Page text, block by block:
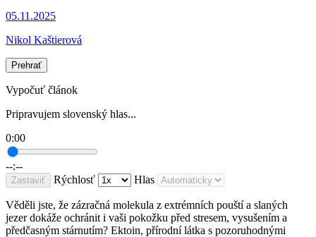
05.11.2025
Nikol Kaštierová
Prehrať
Vypočuť článok
Pripravujem slovenský hlas...
0:00
--:--
Zastaviť Rýchlosť Hlas
Věděli jste, že zázračná molekula z extrémních pouští a slaných
jezer dokáže ochránit i vaši pokožku před stresem, vysušením a
předčasným stárnutím? Ektoin, přírodní látka s pozoruhodnými